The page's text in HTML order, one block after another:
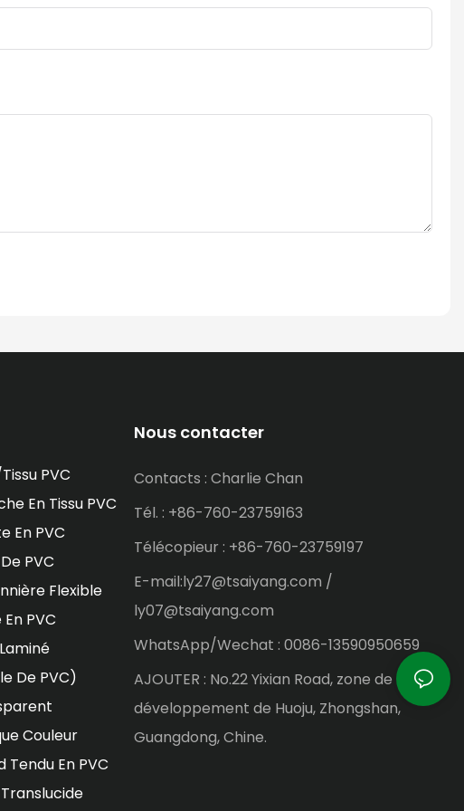
PVC
En Tissu PVC
En PVC
PVC
Flexible
PVC
De PVC)
Couleur
Tendu En PVC
Nous contacter
Contacts : Charlie Chan
Tél. : +86-760-23759163
Télécopieur : +86-760-23759197
E-mail:ly27@tsaiyang.com /
ly07@tsaiyang.com
WhatsApp/Wechat : 0086-13590950659
AJOUTER : No.22 Yixian Road, zone de
développement de Huoju, Zhongshan,
Guangdong, Chine.